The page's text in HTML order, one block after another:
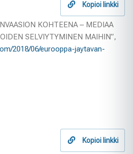
Kopioi linkki
KOHTEENA – MEDIAA
SELVIYTYMINEN MAIHIN”,
2018/06/eurooppa-jaytavan-
Kopioi linkki